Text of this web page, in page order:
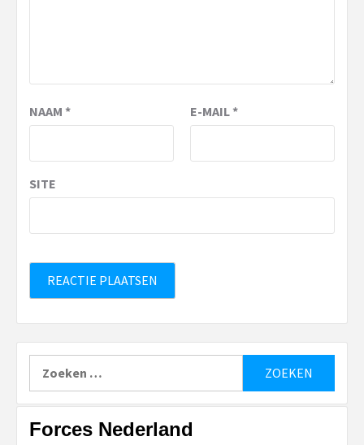
NAAM * E-MAIL*
SITE
naar:
Forces Nederland